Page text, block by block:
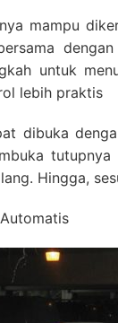
mampu
untuk
lebih praktis
dibuka
Hingga,